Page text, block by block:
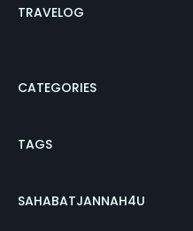
TRAVELOG
CATEGORIES
TAGS
SAHABATJANNAH4U